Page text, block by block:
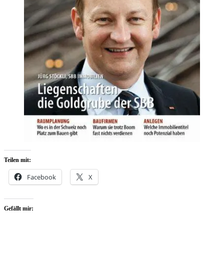
Teilen mit:
Facebook X
Gefällt mir: